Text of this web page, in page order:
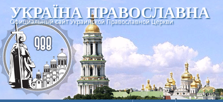
УКРАЇНА ПРАВОСЛАВНА
Официальный сайт Украинской Православной Церкви